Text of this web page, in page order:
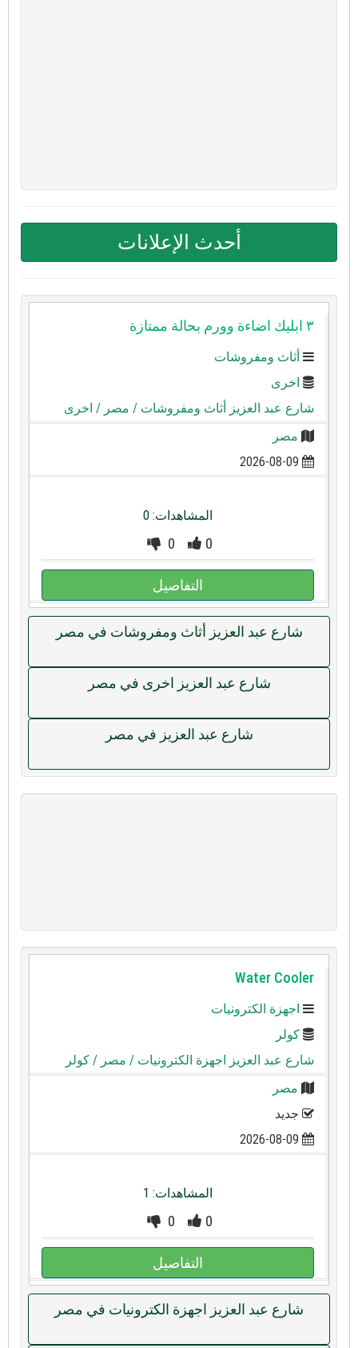
أحدث الإعلانات
٣ ابليك اضاءة وورم بحالة ممتازة
أثاث ومفروشات
اخرى
شارع عبد العزيز أثاث ومفروشات / مصر / اخرى
مصر
المشاهدات: 0
0
0
التفاصيل
شارع عبد العزيز أثاث ومفروشات في مصر
شارع عبد العزيز اخرى في مصر
شارع عبد العزيز في مصر
Water Cooler
اجهزة الكترونيات
كولر
شارع عبد العزيز اجهزة الكترونيات / مصر / كولر
مصر
جديد
المشاهدات: 1
0
0
التفاصيل
شارع عبد العزيز اجهزة الكترونيات في مصر